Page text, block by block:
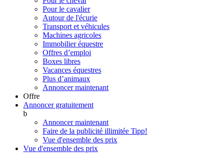
Pour le cavalier
Autour de l'écurie
Transport et véhicules
Machines agricoles
Immobilier équestre
Offres d’emploi
Boxes libres
Vacances équestres
Plus d’animaux
Annoncer maintenant
Offre
Annoncer gratuitement
b
Annoncer maintenant
Faire de la publicité illimitée Tipp!
Vue d'ensemble des prix
Vue d'ensemble des prix